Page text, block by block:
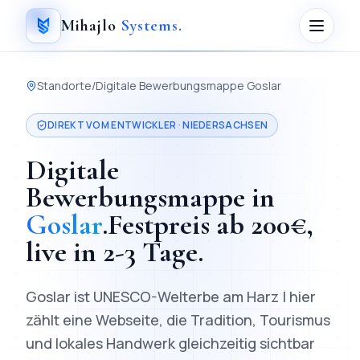
Mihajlo Systems.
Standorte/Digitale Bewerbungsmappe Goslar
DIREKT VOM ENTWICKLER ·NIEDERSACHSEN
Digitale
Bewerbungsmappe in
Goslar.Festpreis ab 200€,
live in 2-3 Tage.
Goslar ist UNESCO-Welterbe am Harz | hier
zählt eine Webseite, die Tradition, Tourismus
und lokales Handwerk gleichzeitig sichtbar